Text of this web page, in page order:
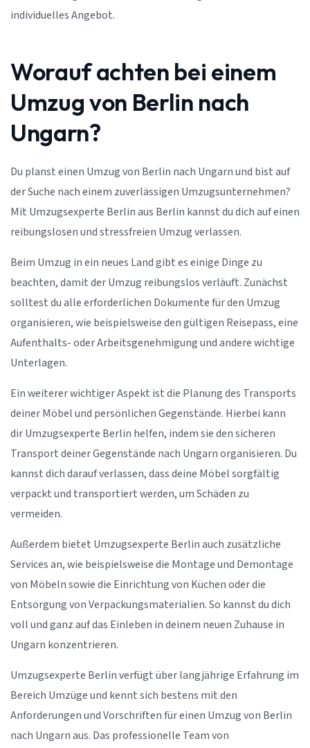
individuelles Angebot.
Worauf achten bei einem
Umzug von Berlin nach
Ungarn?
Du planst einen Umzug von Berlin nach Ungarn und bist auf
der Suche nach einem zuverlässigen Umzugsunternehmen?
Mit Umzugsexperte Berlin aus Berlin kannst du dich auf einen
reibungslosen und stressfreien Umzug verlassen.
Beim Umzug in ein neues Land gibt es einige Dinge zu
beachten, damit der Umzug reibungslos verläuft. Zunächst
solltest du alle erforderlichen Dokumente für den Umzug
organisieren, wie beispielsweise den gültigen Reisepass, eine
Aufenthalts- oder Arbeitsgenehmigung und andere wichtige
Unterlagen.
Ein weiterer wichtiger Aspekt ist die Planung des Transports
deiner Möbel und persönlichen Gegenstände. Hierbei kann
dir Umzugsexperte Berlin helfen, indem sie den sicheren
Transport deiner Gegenstände nach Ungarn organisieren. Du
kannst dich darauf verlassen, dass deine Möbel sorgfältig
verpackt und transportiert werden, um Schäden zu
vermeiden.
Außerdem bietet Umzugsexperte Berlin auch zusätzliche
Services an, wie beispielsweise die Montage und Demontage
von Möbeln sowie die Einrichtung von Küchen oder die
Entsorgung von Verpackungsmaterialien. So kannst du dich
voll und ganz auf das Einleben in deinem neuen Zuhause in
Ungarn konzentrieren.
Umzugsexperte Berlin verfügt über langjährige Erfahrung im
Bereich Umzüge und kennt sich bestens mit den
Anforderungen und Vorschriften für einen Umzug von Berlin
nach Ungarn aus. Das professionelle Team von